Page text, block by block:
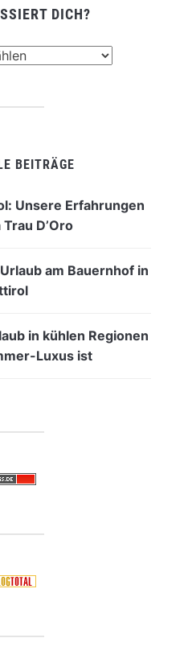
DICH?
BEITRÄGE
Unsere Erfahrungen
D’Oro
am Bauernhof in
in kühlen Regionen
Luxus ist